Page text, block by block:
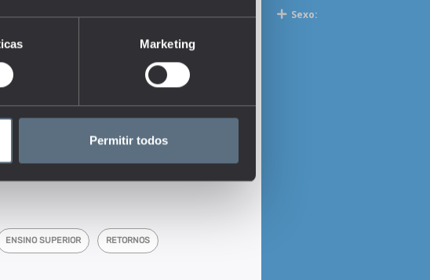
Marketing
Permitir todos
ENSINO SUPERIOR RETORNOS
Sexo: